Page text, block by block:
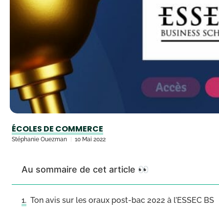
ÉCOLES DE COMMERCE
Stéphanie Ouezman 10 Mai 2022
Au sommaire de cet article 👀
Ton avis sur les oraux post-bac 2022 à l’ESSEC BS